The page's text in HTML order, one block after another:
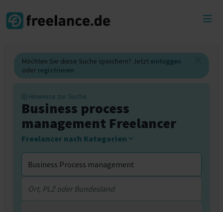
Möchten Sie diese Suche speichern? Jetzt einloggen
oder registrieren
Hinweise zur Suche
Business process
management Freelancer
Freelancer nach Kategorien